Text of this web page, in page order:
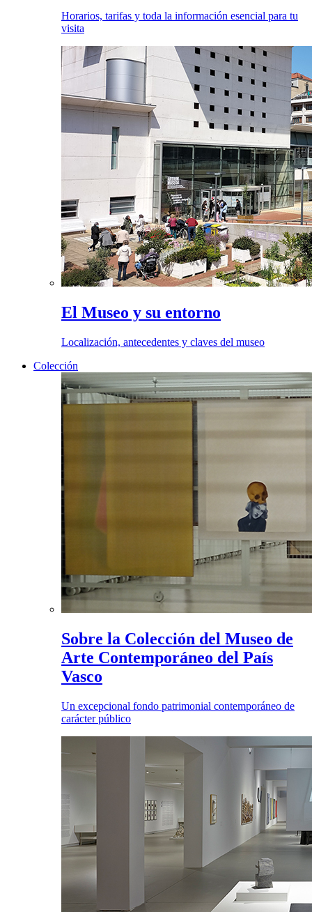
Horarios, tarifas y toda la información esencial para tu
visita
El Museo y su entorno
Localización, antecedentes y claves del museo
Colección
Sobre la Colección del Museo de
Arte Contemporáneo del País
Vasco
Un excepcional fondo patrimonial contemporáneo de
carácter público